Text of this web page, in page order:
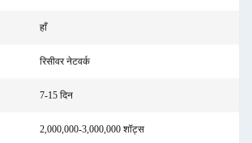
हाँ
रिसीवर नेटवर्क
7-15 दिन
2,000,000-3,000,000 शॉट्स